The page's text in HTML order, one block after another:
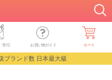
割引 お買い物ガイド カート
ブランド数 日本最大級